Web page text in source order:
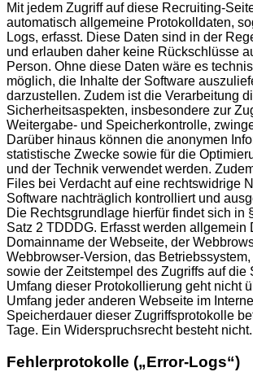
Mit jedem Zugriff auf diese Recruiting-
automatisch allgemeine Protokolldaten,
Logs, erfasst. Diese Daten sind in der
und erlauben daher keine Rückschlüsse
Person. Ohne diese Daten wäre es
möglich, die Inhalte der Software
darzustellen. Zudem ist die Verarbeitung
Sicherheitsaspekten, insbesondere zur
Weitergabe- und Speicherkontrolle,
Darüber hinaus können die anonymen
statistische Zwecke sowie für die
und der Technik verwendet werden.
Files bei Verdacht auf eine rechtswidrige
Software nachträglich kontrolliert und
Die Rechtsgrundlage hierfür findet sich in
Satz 2 TDDDG. Erfasst werden allgemein
Domainname der Webseite, der
Webbrowser-Version, das
sowie der Zeitstempel des Zugriffs auf die
Umfang dieser Protokollierung geht nicht
Umfang jeder anderen Webseite im
Speicherdauer dieser Zugriffsprotokolle
Tage. Ein Widerspruchsrecht besteht nicht.
Fehlerprotokolle („Error-Logs“)